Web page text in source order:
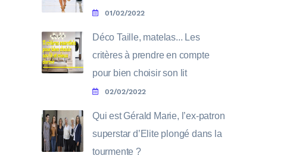
01/02/2022
Déco Taille, matelas... Les
critères à prendre en compte
pour bien choisir son lit
02/02/2022
Qui est Gérald Marie, l’ex-patron
superstar d’Elite plongé dans la
tourmente ?